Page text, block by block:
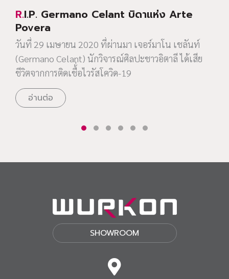
R.I.P. Germano Celant บิดาแห่ง Arte
Povera
วันที่ 29 เมษายน 2020 ที่ผ่านมา เจอร์มาโน เชลันท์
(Germano Celant) นักวิจารณ์ศิลปะชาวอิตาลี ได้เสีย
ชีวิตจากการติดเชื้่อไวรัสโควิด-19
อ่านต่อ
SHOWROOM